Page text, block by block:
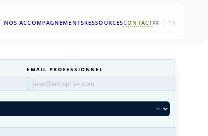
NOS ACCOMPAGNEMENTSRESSOURCESCONTACTFR | EN
EMAIL PROFESSIONNEL